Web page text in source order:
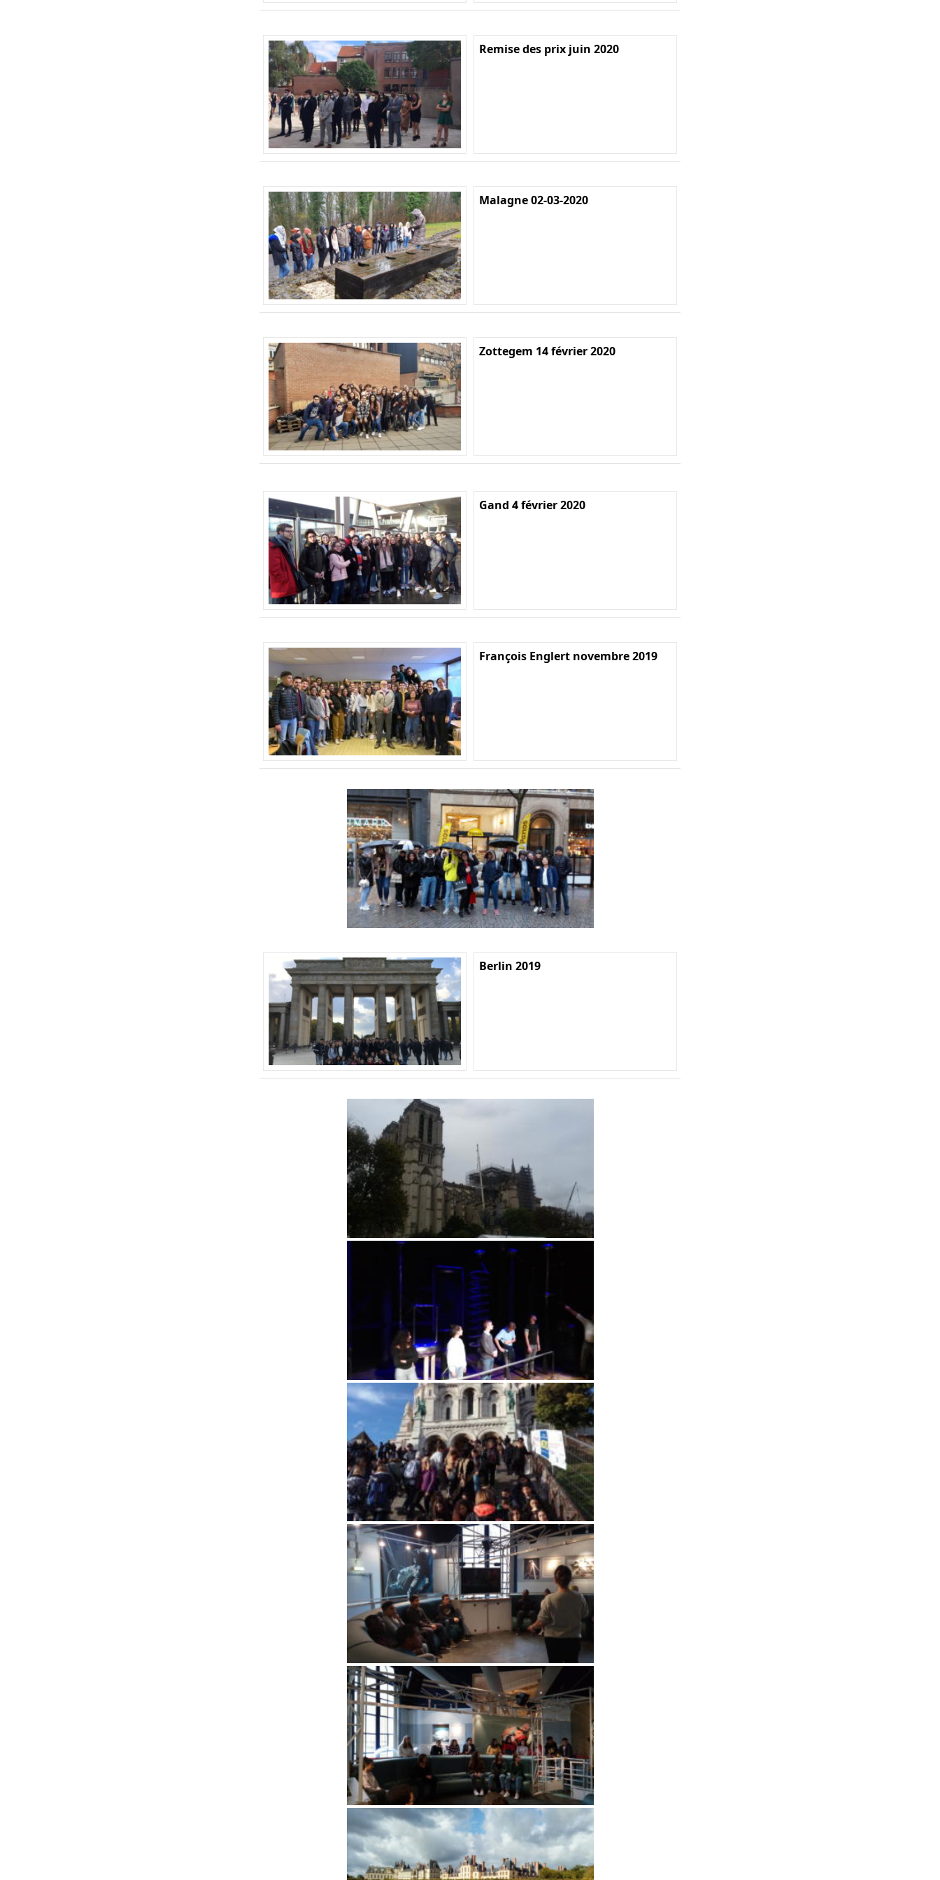
Remise des prix juin 2020
Malagne 02-03-2020
Zottegem 14 février 2020
Gand 4 février 2020
François Englert novembre 2019
Berlin 2019